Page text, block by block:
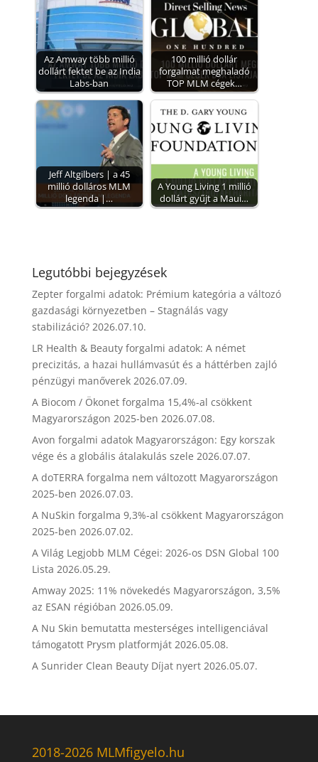
Az Amway több millió
dollárt fektet be az India
Labs-ban
100 millió dollár
forgalmat meghaladó
TOP MLM cégek…
Jeff Altgilbers | a 45
millió dolláros MLM
legenda |…
A Young Living 1 millió
dollárt gyűjt a Maui…
Legutóbbi bejegyzések
Zepter forgalmi adatok: Prémium kategória a változó
gazdasági környezetben – Stagnálás vagy
stabilizáció? 2026.07.10.
LR Health & Beauty forgalmi adatok: A német
precizitás, a hazai hullámvasút és a háttérben zajló
pénzügyi manőverek 2026.07.09.
A Biocom / Ökonet forgalma 15,4%-al csökkent
Magyarországon 2025-ben 2026.07.08.
Avon forgalmi adatok Magyarországon: Egy korszak
vége és a globális átalakulás szele 2026.07.07.
A doTERRA forgalma nem változott Magyarországon
2025-ben 2026.07.03.
A NuSkin forgalma 9,3%-al csökkent Magyarországon
2025-ben 2026.07.02.
A Világ Legjobb MLM Cégei: 2026-os DSN Global 100
Lista 2026.05.29.
Amway 2025: 11% növekedés Magyarországon, 3,5%
az ESAN régióban 2026.05.09.
A Nu Skin bemutatta mesterséges intelligenciával
támogatott Prysm platformját 2026.05.08.
A Sunrider Clean Beauty Díjat nyert 2026.05.07.
2018-2026 MLMfigyelo.hu